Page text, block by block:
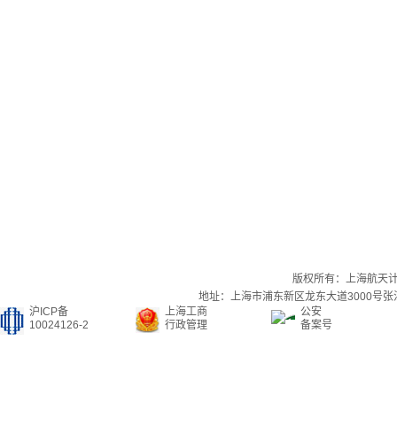
版权所有：上海航天
地址：上海市浦东新区龙东大道3000号
沪ICP备
10024126-2
上海工商
行政管理
公安
备案号